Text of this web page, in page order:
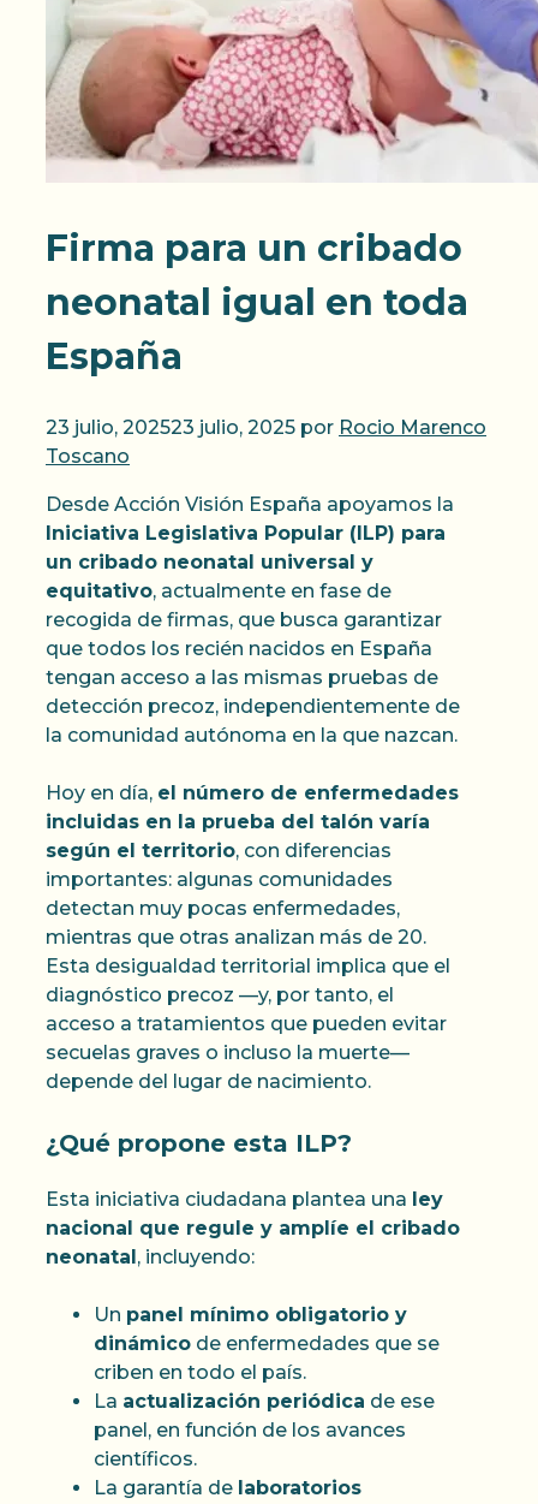
Firma para un cribado
neonatal igual en toda
España
23 julio, 202523 julio, 2025 por Rocio Marenco
Toscano
Desde Acción Visión España apoyamos la
Iniciativa Legislativa Popular (ILP) para
un cribado neonatal universal y
equitativo, actualmente en fase de
recogida de firmas, que busca garantizar
que todos los recién nacidos en España
tengan acceso a las mismas pruebas de
detección precoz, independientemente de
la comunidad autónoma en la que nazcan.
Hoy en día, el número de enfermedades
incluidas en la prueba del talón varía
según el territorio, con diferencias
importantes: algunas comunidades
detectan muy pocas enfermedades,
mientras que otras analizan más de 20.
Esta desigualdad territorial implica que el
diagnóstico precoz —y, por tanto, el
acceso a tratamientos que pueden evitar
secuelas graves o incluso la muerte—
depende del lugar de nacimiento.
¿Qué propone esta ILP?
Esta iniciativa ciudadana plantea una ley
nacional que regule y amplíe el cribado
neonatal, incluyendo:
Un panel mínimo obligatorio y
dinámico de enfermedades que se
criben en todo el país.
La actualización periódica de ese
panel, en función de los avances
científicos.
La garantía de laboratorios